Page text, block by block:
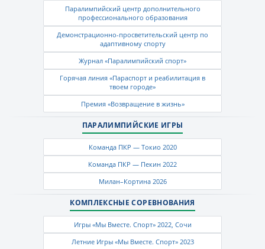
Паралимпийский центр дополнительного
профессионального образования
Демонстрационно-просветительский центр по
адаптивному спорту
Журнал «Паралимпийский спорт»
Горячая линия «Параспорт и реабилитация в
твоем городе»
Премия «Возвращение в жизнь»
ПАРАЛИМПИЙСКИЕ ИГРЫ
Команда ПКР — Токио 2020
Команда ПКР — Пекин 2022
Милан–Кортина 2026
КОМПЛЕКСНЫЕ СОРЕВНОВАНИЯ
Игры «Мы Вместе. Спорт» 2022, Сочи
Летние Игры «Мы Вместе. Спорт» 2023